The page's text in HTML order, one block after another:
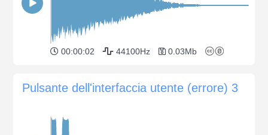
00:00:02 44100Hz 0.03Mb
Pulsante dell'interfaccia utente (errore) 3